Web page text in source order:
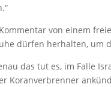
von einem
dürfen herhalten, um
das tut es, im Falle
Koranverbrenner